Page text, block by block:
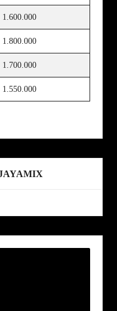
1.600.000
1.800.000
1.700.000
1.550.000